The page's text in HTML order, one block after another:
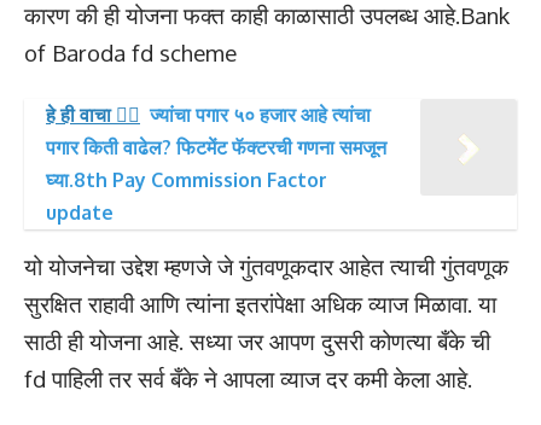
कारण की ही योजना फक्त काही काळासाठी उपलब्ध आहे.Bank
of Baroda fd scheme
हे ही वाचा 👉🏻 ज्यांचा पगार ५० हजार आहे त्यांचा
पगार किती वाढेल? फिटमेंट फॅक्टरची गणना समजून
घ्या.8th Pay Commission Factor
update
यो योजनेचा उद्देश म्हणजे जे गुंतवणूकदार आहेत त्याची गुंतवणूक
सुरक्षित राहावी आणि त्यांना इतरांपेक्षा अधिक व्याज मिळावा. या
साठी ही योजना आहे. सध्या जर आपण दुसरी कोणत्या बँके ची
fd पाहिली तर सर्व बँके ने आपला व्याज दर कमी केला आहे.